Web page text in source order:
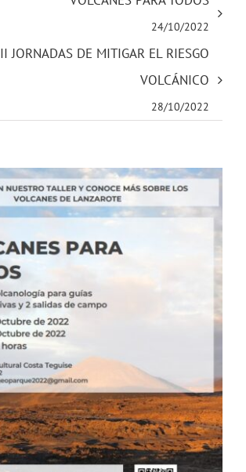
24/10/2022
II JORNADAS DE MITIGAR EL RIESGO
VOLCÁNICO
28/10/2022